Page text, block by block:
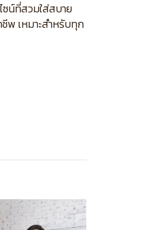
ซน์ที่สวมใส่สบาย
พ เหมาะสำหรับทุก